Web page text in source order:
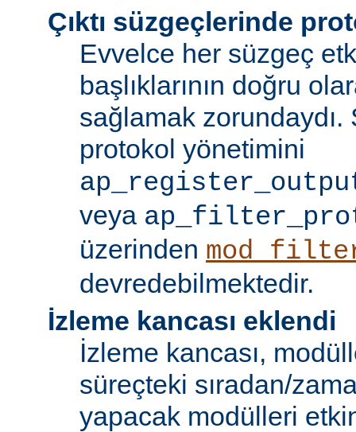
Çıktı süzgeçlerinde
Evvelce her süzgeç
başlıklarının doğru
sağlamak zorundaydı.
protokol yönetimini
veya
üzerinden
devredebilmektedir.
İzleme kancası eklendi
İzleme kancası,
süreçteki sıradan/
yapacak modülleri